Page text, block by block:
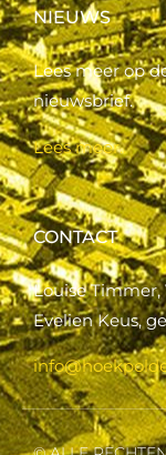
NIEUWS
Lees meer op
nieuwsbrief.
Lees meer..
CONTACT
Louise Timmer,
Evelien Keus,